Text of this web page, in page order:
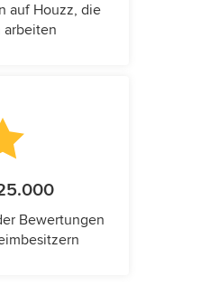
auf Houzz, die
arbeiten
Bewertungen